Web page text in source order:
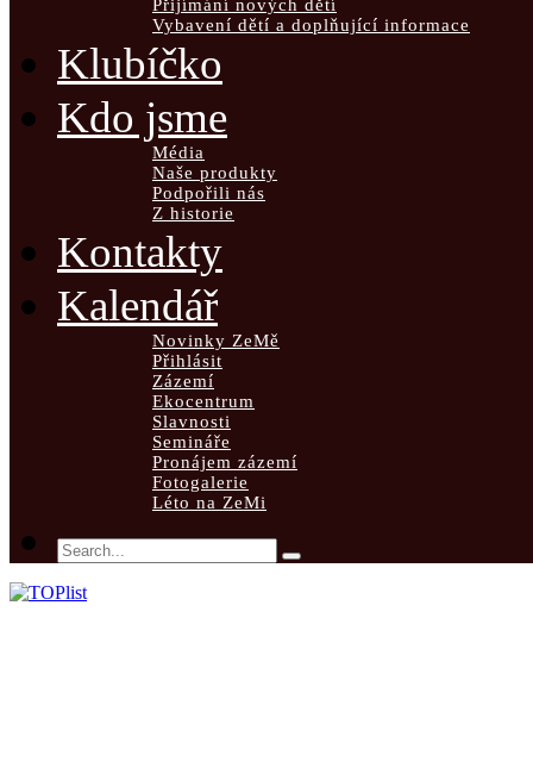
Přijímání nových dětí
Vybavení dětí a doplňující informace
Klubíčko
Kdo jsme
Média
Naše produkty
Podpořili nás
Z historie
Kontakty
Kalendář
Novinky ZeMě
Přihlásit
Zázemí
Ekocentrum
Slavnosti
Semináře
Pronájem zázemí
Fotogalerie
Léto na ZeMi